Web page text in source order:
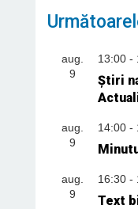
aug.
9
13:00-
Știri
aug.
9
14:00-
aug.
9
16:30-
Text